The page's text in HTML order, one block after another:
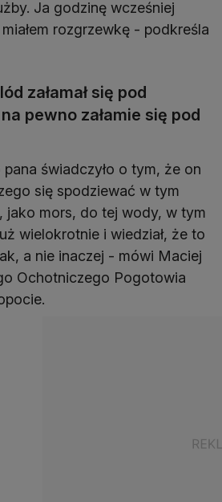
Ja godzinę wcześniej
rozgrzewkę - podkreśla
załamał się pod
pewno załamie się pod
świadczyło o tym, że on
się spodziewać w tym
jako mors, do tej wody, w tym
wielokrotnie i wiedział, że to
a nie inaczej - mówi Maciej
Ochotniczego Pogotowia